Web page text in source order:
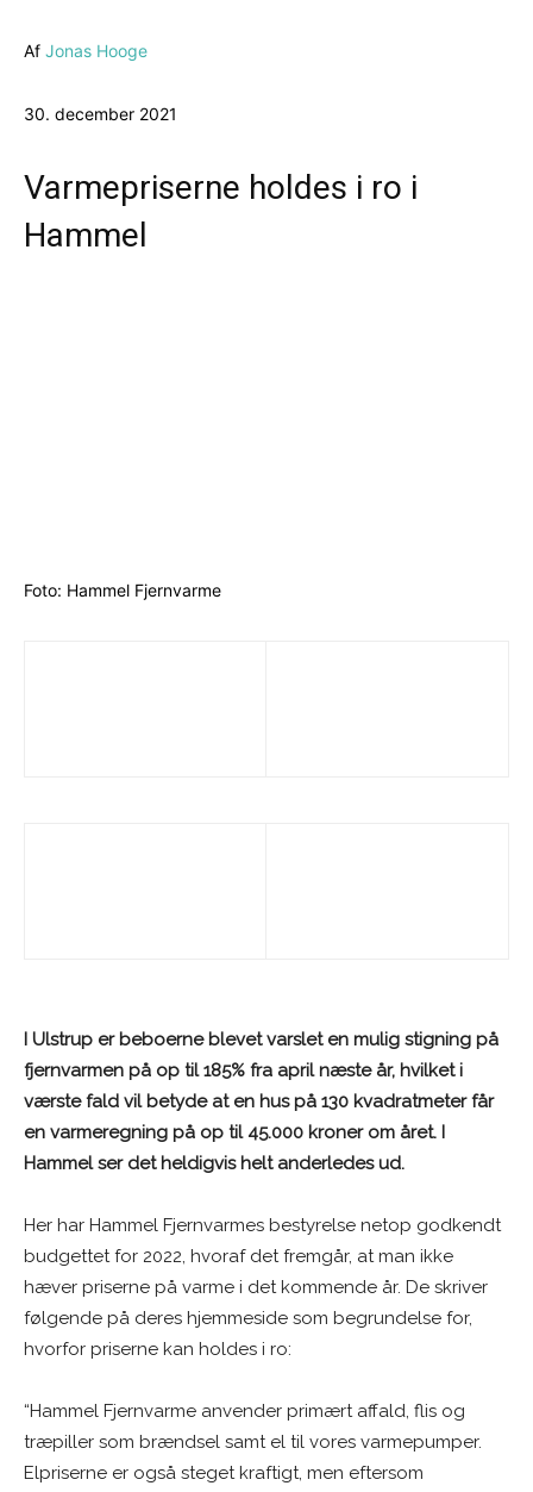
Af Jonas Hooge
30. december 2021
Varmepriserne holdes i ro i
Hammel
Foto: Hammel Fjernvarme
I Ulstrup er beboerne blevet varslet en mulig stigning på
fjernvarmen på op til 185% fra april næste år, hvilket i
værste fald vil betyde at en hus på 130 kvadratmeter får
en varmeregning på op til 45.000 kroner om året. I
Hammel ser det heldigvis helt anderledes ud.
Her har Hammel Fjernvarmes bestyrelse netop godkendt
budgettet for 2022, hvoraf det fremgår, at man ikke
hæver priserne på varme i det kommende år. De skriver
følgende på deres hjemmeside som begrundelse for,
hvorfor priserne kan holdes i ro:
“Hammel Fjernvarme anvender primært affald, flis og
træpiller som brændsel samt el til vores varmepumper.
Elpriserne er også steget kraftigt, men eftersom